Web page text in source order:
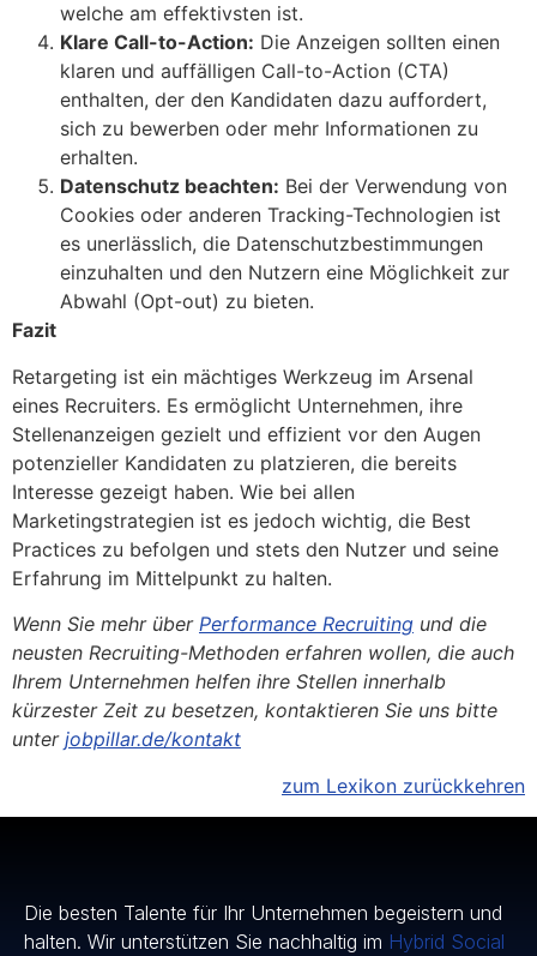
welche am effektivsten ist.
Klare Call-to-Action: Die Anzeigen sollten einen
klaren und auffälligen Call-to-Action (CTA)
enthalten, der den Kandidaten dazu auffordert,
sich zu bewerben oder mehr Informationen zu
erhalten.
Datenschutz beachten: Bei der Verwendung von
Cookies oder anderen Tracking-Technologien ist
es unerlässlich, die Datenschutzbestimmungen
einzuhalten und den Nutzern eine Möglichkeit zur
Abwahl (Opt-out) zu bieten.
Fazit
Retargeting ist ein mächtiges Werkzeug im Arsenal
eines Recruiters. Es ermöglicht Unternehmen, ihre
Stellenanzeigen gezielt und effizient vor den Augen
potenzieller Kandidaten zu platzieren, die bereits
Interesse gezeigt haben. Wie bei allen
Marketingstrategien ist es jedoch wichtig, die Best
Practices zu befolgen und stets den Nutzer und seine
Erfahrung im Mittelpunkt zu halten.
Wenn Sie mehr über Performance Recruiting und die
neusten Recruiting-Methoden erfahren wollen, die auch
Ihrem Unternehmen helfen ihre Stellen innerhalb
kürzester Zeit zu besetzen, kontaktieren Sie uns bitte
unter jobpillar.de/kontakt
zum Lexikon zurückkehren
Die besten Talente für Ihr Unternehmen begeistern und
halten. Wir unterstützen Sie nachhaltig im Hybrid Social